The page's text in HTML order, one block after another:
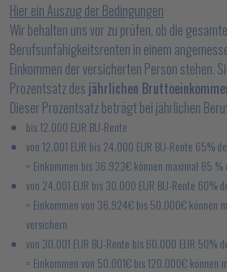
Hier ein Auszug der Bedingungen
Wir behalten uns vor zu prüfen, ob die
Berufsunfähigkeitsrenten in einem
Einkommen der versicherten Person stehen.
Prozentsatz des jährlichen
Dieser Prozentsatz beträgt bei jährlichen
bis 12.000 EUR BU-Rente
von 12.001 EUR bis 24.000 EUR BU-Rente 65%
= Einkommen bis 36.923€ können maximal 65 %
von 24.001 EUR bis 30.000 EUR BU-Rente 60%
= Einkommen von 36.924€ bis 50.000€ können
versichern
von 30.001 EUR BU-Rente bis 60.000 EUR 50%
= Einkommen von 50.001€ bis 120.000€ können